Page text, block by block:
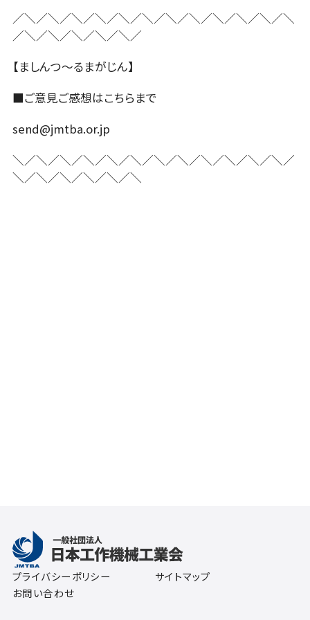
／＼／＼／＼／＼／＼／＼／＼／＼／＼／＼／＼／＼
／＼／＼／＼／＼／＼／
【ましんつ〜るまがじん】
■ご意見ご感想はこちらまで
send@jmtba.or.jp
＼／＼／＼／＼／＼／＼／＼／＼／＼／＼／＼／＼／
＼／＼／＼／＼／＼／＼
プライバシーポリシー
サイトマップ
お問い合わせ